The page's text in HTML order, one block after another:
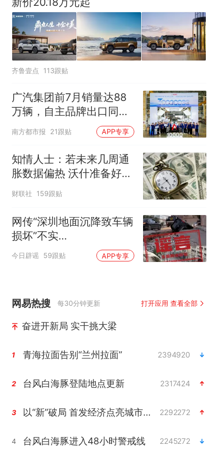
齐鲁壹点 113跟贴
广汽集团前7月销量达88
万辆，自主品牌出口同比
增130%
南方都市报 21跟贴 APP专享
知情人士：若未来几周通
胀数据偏热 沃什准备好加
息
财联社 159跟贴
网传“深圳地面沉降致车辆
损坏”不实
（2026·08·06）
今日辟谣 59跟贴 APP专享
网易热搜 每30分钟更新 打开应用 查看全部
奋进开新局 实干挑大梁
1 青海拉面告别“兰州拉面” 2394920
2 台风白海豚登陆地点更新 2317424
3 以“新”破局 首发经济点亮城市消费活力 2292272
4 台风白海豚进入48小时警戒线 2245272